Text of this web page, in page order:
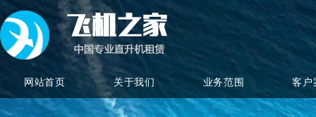
网站首页 关于我们 业务范围 客户